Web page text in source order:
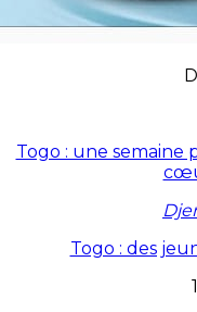
Togo : une semaine
Togo : des